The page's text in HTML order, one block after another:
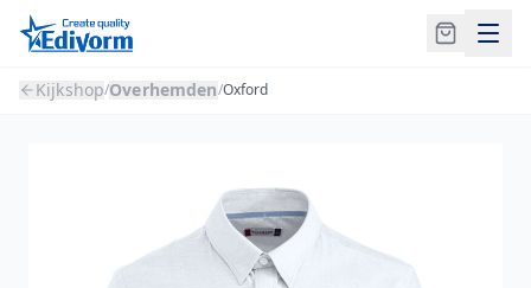
Kijkshop/Overhemden/Oxford